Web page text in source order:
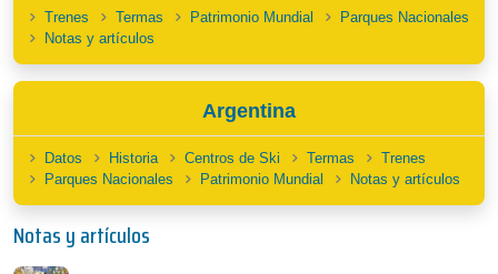
Trenes Termas Patrimonio Mundial
Parques Nacionales
Notas y artículos
Argentina
Datos Historia Centros de Ski Termas
Trenes
Parques Nacionales
Patrimonio Mundial Notas y artículos
Notas y artículos